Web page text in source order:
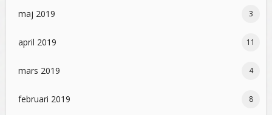
maj 2019 3
april 2019 11
mars 2019 4
februari 2019 8